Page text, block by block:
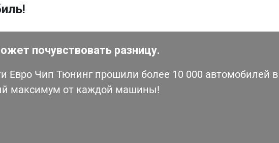
почувствовать разницу.
Евро Чип Тюнинг прошили более 10 000 автомобилей
максимум от каждой машины!